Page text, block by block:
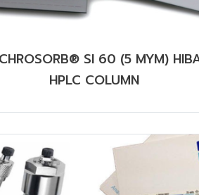
SI 60 (5 MYM)
HPLC COLUMN